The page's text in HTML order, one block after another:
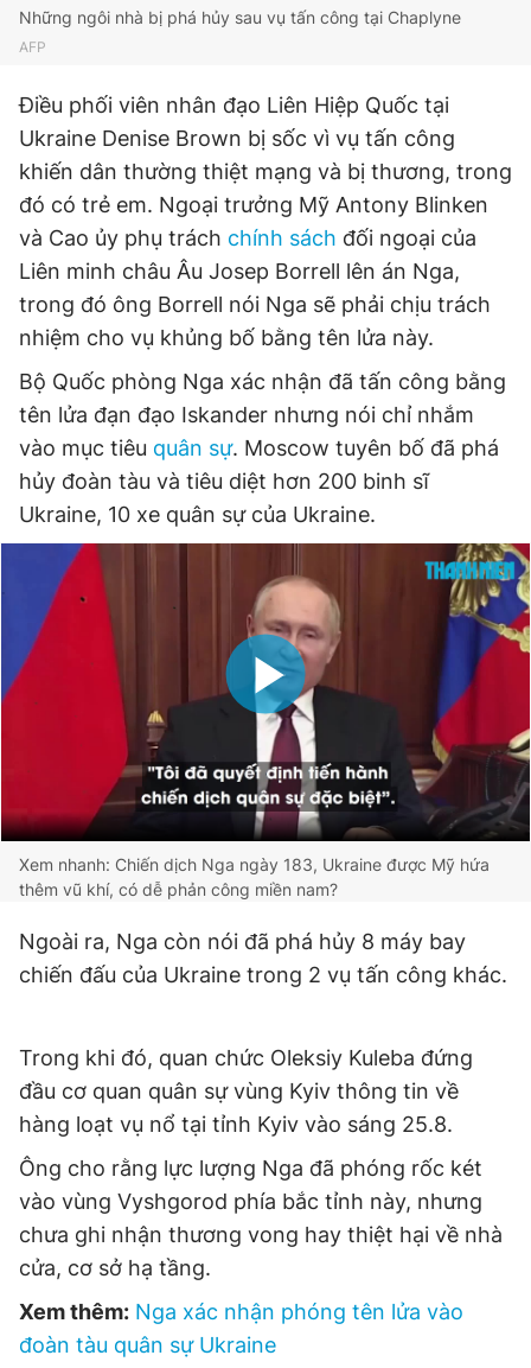
0908 780 404
Tổng biên tập: Nguyễn Ngọc Toàn
Phó tổng biên tập thường trực: Hải Thành
Phó tổng biên tập: Lâm Hiếu Dũng
Phó tổng biên tập: Trần Việt Hưng
Tổng thư ký tòa soạn: Đức Trung
Giấy phép xuất bản số 110/GP - BTTTT cấp ngày 24.3.2020
© 2003-2026 Bản quyền thuộc về Báo Thanh Niên. Cấm sao
chép dưới mọi hình thức nếu không có sự chấp thuận bằng văn
bản. Phát triển bởi ePi Technologies, JSC.
Những ngôi nhà bị phá hủy sau vụ tấn công tại Chaplyne
AFP
Điều phối viên nhân đạo Liên Hiệp Quốc tại
Ukraine Denise Brown bị sốc vì vụ tấn công
khiến dân thường thiệt mạng và bị thương, trong
đó có trẻ em. Ngoại trưởng Mỹ Antony Blinken
và Cao ủy phụ trách chính sách đối ngoại của
Liên minh châu Âu Josep Borrell lên án Nga,
trong đó ông Borrell nói Nga sẽ phải chịu trách
nhiệm cho vụ khủng bố bằng tên lửa này.
Bộ Quốc phòng Nga xác nhận đã tấn công bằng
tên lửa đạn đạo Iskander nhưng nói chỉ nhắm
vào mục tiêu quân sự. Moscow tuyên bố đã phá
hủy đoàn tàu và tiêu diệt hơn 200 binh sĩ
Ukraine, 10 xe quân sự của Ukraine.
Xem nhanh: Chiến dịch Nga ngày 183, Ukraine được Mỹ hứa
thêm vũ khí, có dễ phản công miền nam?
Ngoài ra, Nga còn nói đã phá hủy 8 máy bay
chiến đấu của Ukraine trong 2 vụ tấn công khác.
Trong khi đó, quan chức Oleksiy Kuleba đứng
đầu cơ quan quân sự vùng Kyiv thông tin về
hàng loạt vụ nổ tại tỉnh Kyiv vào sáng 25.8.
Ông cho rằng lực lượng Nga đã phóng rốc két
vào vùng Vyshgorod phía bắc tỉnh này, nhưng
chưa ghi nhận thương vong hay thiệt hại về nhà
cửa, cơ sở hạ tầng.
Xem thêm: Nga xác nhận phóng tên lửa vào
đoàn tàu quân sự Ukraine